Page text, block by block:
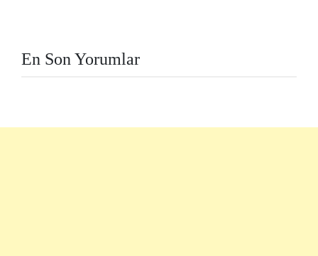
En Son Yorumlar